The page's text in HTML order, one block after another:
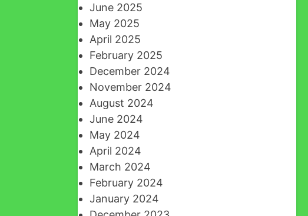
June 2025
May 2025
April 2025
February 2025
December 2024
November 2024
August 2024
June 2024
May 2024
April 2024
March 2024
February 2024
January 2024